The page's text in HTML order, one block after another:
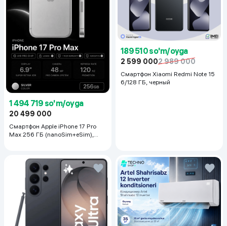
1 494 719 so'm/oyga
20 499 000
Смартфон Apple iPhone 17 Pro
Max 256 ГБ (nanoSim+eSim),
189 510 so'm/oyga
2 599 0002 989 000
Смартфон Xiaomi Redmi Note 15
6/128 ГБ, черный